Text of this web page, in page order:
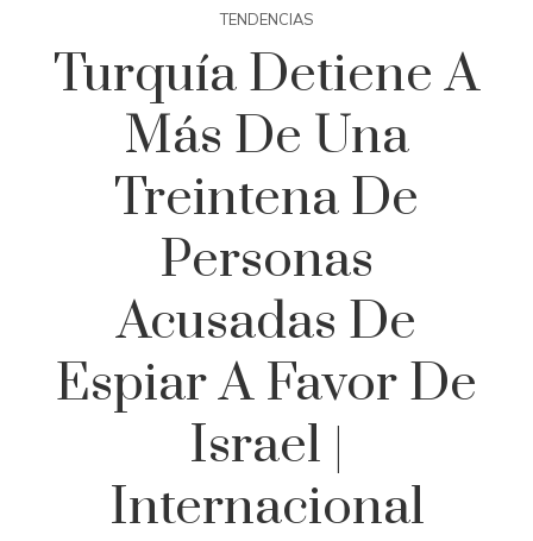
TENDENCIAS
Turquía Detiene A
Más De Una
Treintena De
Personas
Acusadas De
Espiar A Favor De
Israel |
Internacional